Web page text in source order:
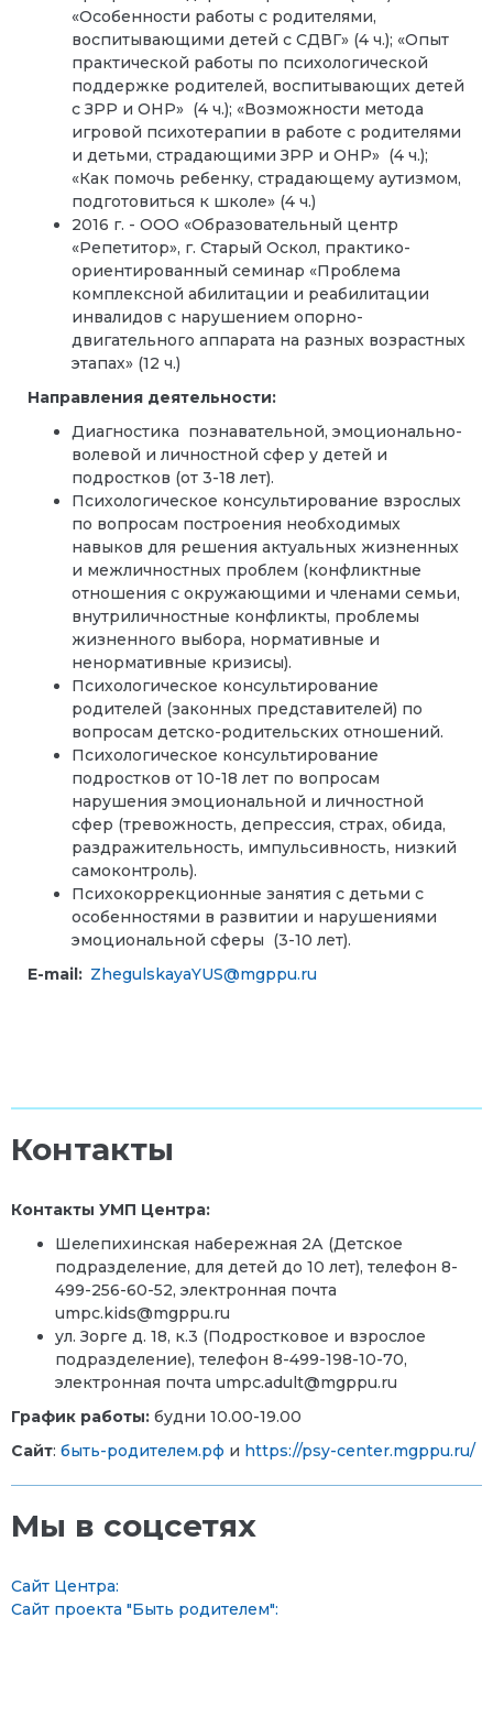
«Особенности работы с родителями,
воспитывающими детей с СДВГ» (4 ч.); «Опыт
практической работы по психологической
поддержке родителей, воспитывающих детей
с ЗРР и ОНР» (4 ч.); «Возможности метода
игровой психотерапии в работе с родителями
и детьми, страдающими ЗРР и ОНР» (4 ч.);
«Как помочь ребенку, страдающему аутизмом,
подготовиться к школе» (4 ч.)
2016 г. - ООО «Образовательный центр
«Репетитор», г. Старый Оскол, практико-
ориентированный семинар «Проблема
комплексной абилитации и реабилитации
инвалидов с нарушением опорно-
двигательного аппарата на разных возрастных
этапах» (12 ч.)
Направления деятельности:
Диагностика познавательной, эмоционально-
волевой и личностной сфер у детей и
подростков (от 3-18 лет).
Психологическое консультирование взрослых
по вопросам построения необходимых
навыков для решения актуальных жизненных
и межличностных проблем (конфликтные
отношения с окружающими и членами семьи,
внутриличностные конфликты, проблемы
жизненного выбора, нормативные и
ненормативные кризисы).
Психологическое консультирование
родителей (законных представителей) по
вопросам детско-родительских отношений.
Психологическое консультирование
подростков от 10-18 лет по вопросам
нарушения эмоциональной и личностной
сфер (тревожность, депрессия, страх, обида,
раздражительность, импульсивность, низкий
самоконтроль).
Психокоррекционные занятия с детьми с
особенностями в развитии и нарушениями
эмоциональной сферы (3-10 лет).
E-mail: ZhegulskayaYUS@mgppu.ru
Контакты
Контакты УМП Центра:
Шелепихинская набережная 2А (Детское
подразделение, для детей до 10 лет), телефон 8-
499-256-60-52, электронная почта
umpc.kids@mgppu.ru
ул. Зорге д. 18, к.3 (Подростковое и взрослое
подразделение), телефон 8-499-198-10-70,
электронная почта umpc.adult@mgppu.ru
График работы: будни 10.00-19.00
Сайт: быть-родителем.рф и https://psy-center.mgppu.ru/
Мы в соцсетях
Сайт Центра:
Сайт проекта "Быть родителем":